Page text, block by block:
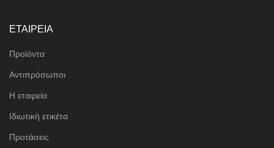
ΕΤΑΙΡΕΙΑ
Προϊόντα
Αντιπρόσωποι
Η εταιρεία
Ιδιωτική ετικέτα
Προτάσεις